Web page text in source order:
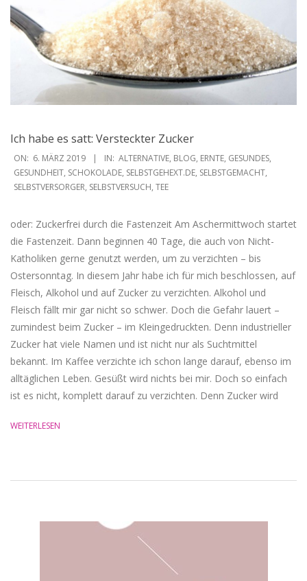
Ich habe es satt: Versteckter Zucker
2019-
03-
06
ON: 6. MÄRZ 2019 IN: ALTERNATIVE, BLOG, ERNTE, GESUNDES,
GESUNDHEIT, SCHOKOLADE, SELBSTGEHEXT.DE, SELBSTGEMACHT,
SELBSTVERSORGER, SELBSTVERSUCH, TEE
oder: Zuckerfrei durch die Fastenzeit Am Aschermittwoch startet
die Fastenzeit. Dann beginnen 40 Tage, die auch von Nicht-
Katholiken gerne genutzt werden, um zu verzichten – bis
Ostersonntag. In diesem Jahr habe ich für mich beschlossen, auf
Fleisch, Alkohol und auf Zucker zu verzichten. Alkohol und
Fleisch fällt mir gar nicht so schwer. Doch die Gefahr lauert –
zumindest beim Zucker – im Kleingedruckten. Denn industrieller
Zucker hat viele Namen und ist nicht nur als Suchtmittel
bekannt. Im Kaffee verzichte ich schon lange darauf, ebenso im
alltäglichen Leben. Gesüßt wird nichts bei mir. Doch so einfach
ist es nicht, komplett darauf zu verzichten. Denn Zucker wird
WEITERLESEN